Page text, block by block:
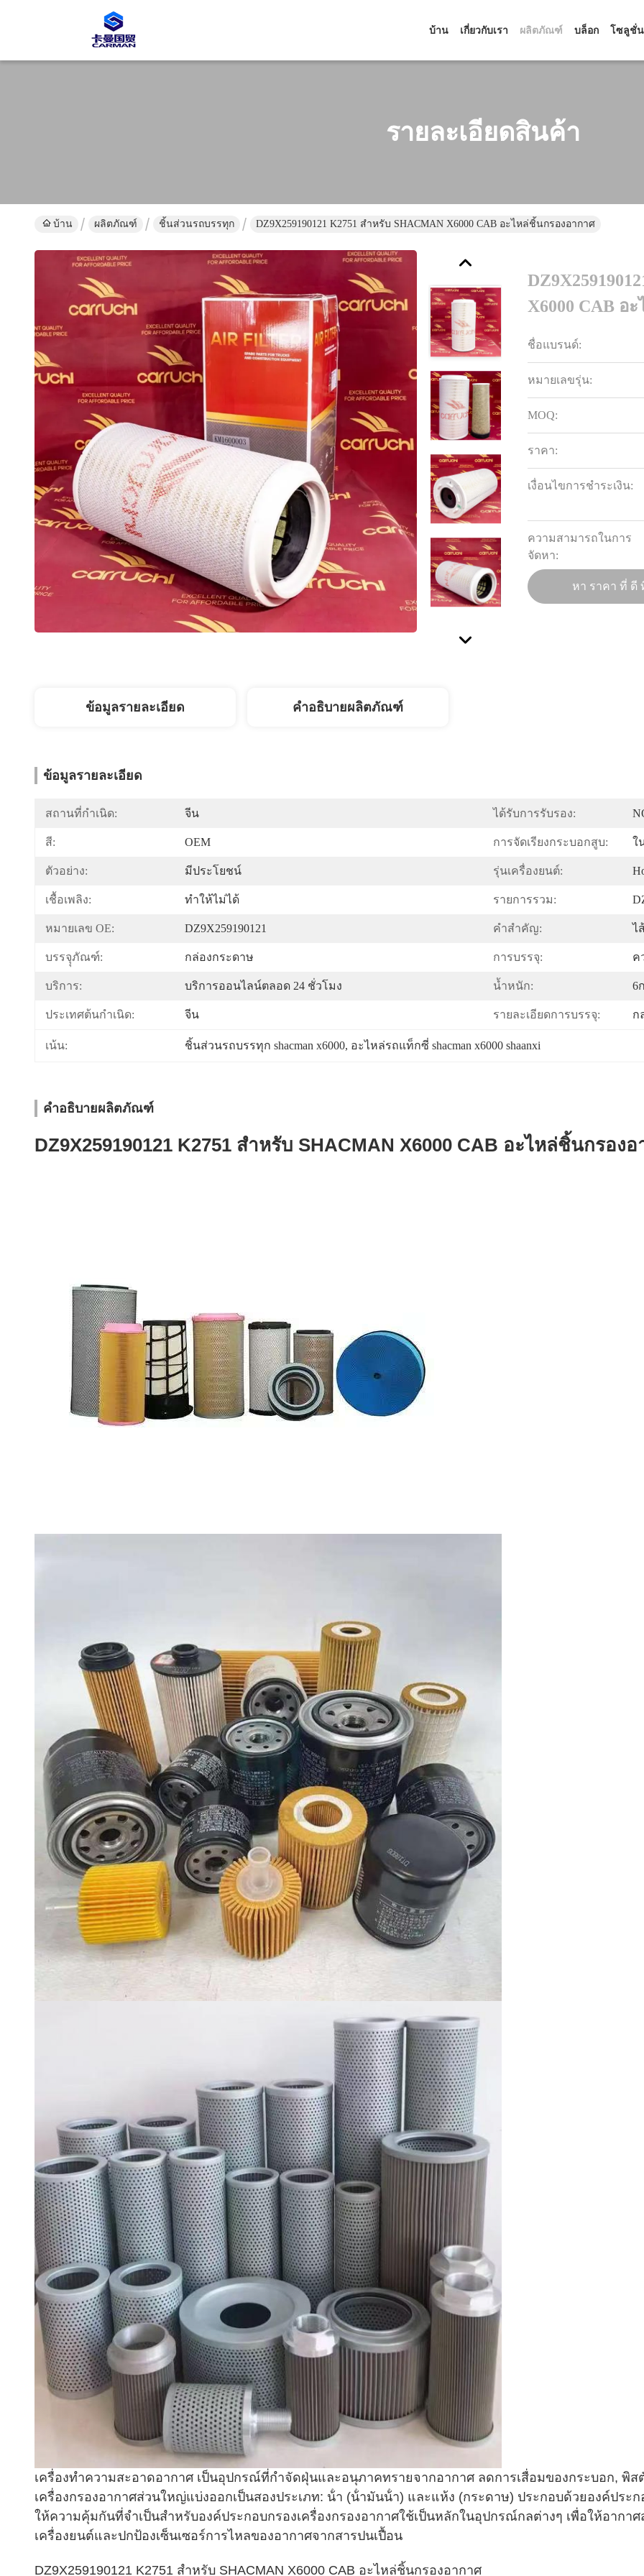
บ้าน เกี่ยวกับเรา ผลิตภัณฑ์ บล็อก โซลูชั่น
รายละเอียดสินค้า
บ้าน ผลิตภัณฑ์ ชิ้นส่วนรถบรรทุก DZ9X259190121 K2751 สําหรับ SHACMAN X6000 CAB อะไหล่ชิ้นกรองอากาศ
X6000 CAB อ
ชื่อแบรนด์:
หมายเลขรุ่น:
MOQ:
ราคา:
เงื่อนไขการชำระเงิน:
ความสามารถในการ
จัดหา:
หา ราคา ที่ ดี
ข้อมูลรายละเอียด คำอธิบายผลิตภัณฑ์
ข้อมูลรายละเอียด
สถานที่กำเนิด: จีน ได้รับการรับรอง:
สี: OEM การจัดเรียงกระบอกสูบ: ใ
ตัวอย่าง: มีประโยชน์ รุ่นเครื่องยนต์:
เชื้อเพลิง: ทำให้ไม่ได้ รายการรวม:
หมายเลข OE: DZ9X259190121 คำสำคัญ: ไ
บรรจุุภัณฑ์: กล่องกระดาษ การบรรจุ: ค
บริการ: บริการออนไลน์ตลอด 24 ชั่วโมง น้ำหนัก: 6
ประเทศต้นกำเนิด: จีน รายละเอียดการบรรจุ: ก
เน้น: ชิ้นส่วนรถบรรทุก shacman x6000, อะไหล่รถแท็กซี่ shacman x6000 shaanxi
คำอธิบายผลิตภัณฑ์
DZ9X259190121 K2751 สําหรับ SHACMAN X6000 CAB อะไหล่ชิ้นกรอง
เครื่องทําความสะอาดอากาศ เป็นอุปกรณ์ที่กําจัดฝุ่นและอนุภาคทรายจากอากาศ ลดการเสื่อมของกระบอก, พิ
เครื่องกรองอากาศส่วนใหญ่แบ่งออกเป็นสองประเภท: น้ํา (น้ํามันน้ํา) และแห้ง (กระดาษ) ประกอบด้วยองค์ประ
ให้ความคุ้มกันที่จําเป็นสําหรับองค์ประกอบกรองเครื่องกรองอากาศใช้เป็นหลักในอุปกรณ์กลต่างๆ เพื่อให้อากา
เครื่องยนต์และปกป้องเซ็นเซอร์การไหลของอากาศจากสารปนเปื้อน
DZ9X259190121 K2751 สําหรับ SHACMAN X6000 CAB อะไหล่ชิ้นกรองอากาศ